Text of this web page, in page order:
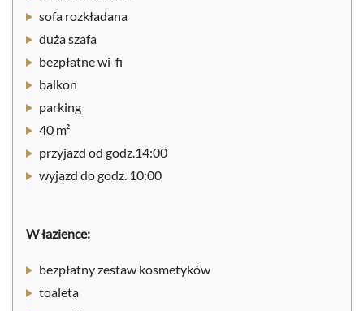
sofa rozkładana
duża szafa
bezpłatne wi-fi
balkon
parking
40 m²
przyjazd od godz.14:00
wyjazd do godz. 10:00
W łazience:
bezpłatny zestaw kosmetyków
toaleta